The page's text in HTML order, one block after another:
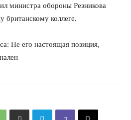
министра обороны Резникова
британскому коллеге.
Не его настоящая позиция,